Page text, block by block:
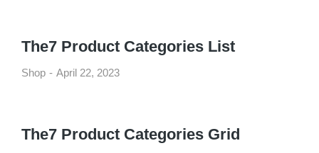
The7 Product Categories List
Shop April 22, 2023
The7 Product Categories Grid